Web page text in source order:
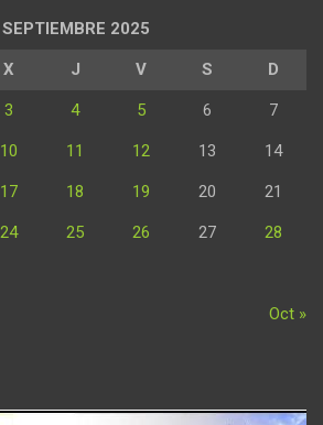
SEPTIEMBRE 2025
X J V S D
3 4 5 6 7
10 11 12 13 14
17 18 19 20 21
24 25 26 27 28
Oct »